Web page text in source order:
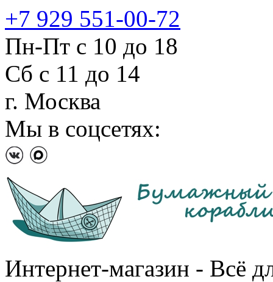
+7 929 551-00-72
Пн-Пт с 10 до 18
Сб с 11 до 14
г. Москва
Мы в соцсетях:
Интернет-магазин - Всё